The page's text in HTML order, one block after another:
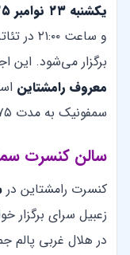
یکشنبه ۲۳ نوامبر ۲۰۲۵ (۲ آذر ۱۴۰۴)
و ساعت
برگزار می‌شود. این
معروف رامشتاین
سمفونیک به مدت ۷۵ دقیقه ارائه می‌شود.
سالن کنسرت
کنسرت رامشتاین در
در هلال غربی پالم